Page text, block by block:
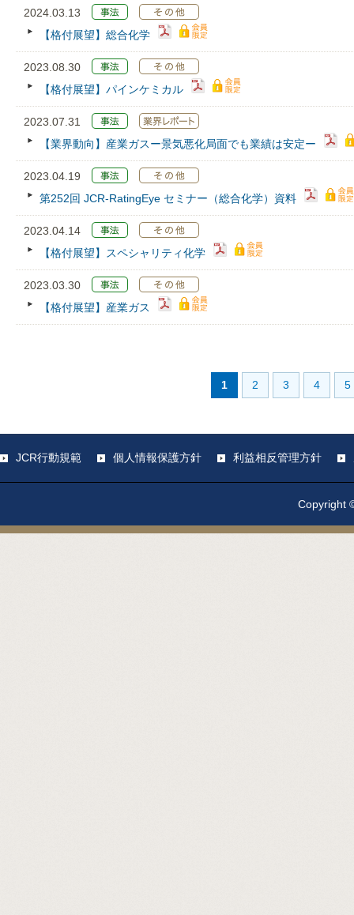
2024.03.13
【格付展望】総合化学
2023.08.30
【格付展望】パインケミカル
2023.07.31
【業界動向】産業ガスー景気悪化局面でも業績は安定ー
2023.04.19
第252回 JCR‐RatingEye セミナー（総合化学）資料
2023.04.14
【格付展望】スペシャリティ化学
2023.03.30
【格付展望】産業ガス
1 2 3 4 5
JCR行動規範 個人情報保護方針 利益相反管理方針
Copyright